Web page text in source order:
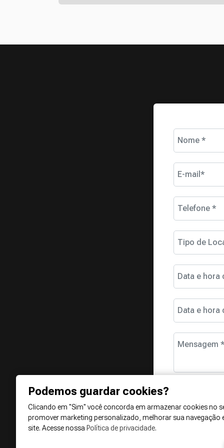
Nome *
E-mail*
Telefone *
Tipo de
Data e hora
Data e
Mensagem
Podemos guardar cookies?
Clicando em "Sim" você concorda em armazenar cookies no
promover marketing personalizado, melhorar sua navegação
site. Acesse nossa Política de privacidade.